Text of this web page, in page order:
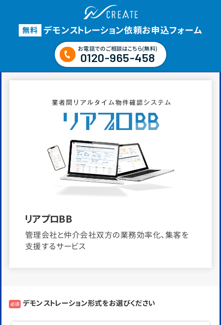
無料 デモンストレーション依頼お申込フォーム
お電話でのご相談はこちら(無料)
0120-965-458
リアプロBB
管理会社と仲介会社双方の業務効率化、集客を
支援するサービス
必須 デモンストレーション形式をお選びください